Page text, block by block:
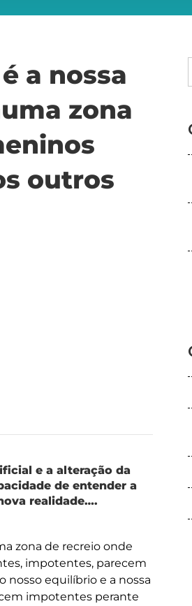
a nossa
zona
outros
e a alteração da
de entender a
realidade….
zona de recreio onde
impotentes, parecem
nosso equilíbrio e a nossa
impotentes perante